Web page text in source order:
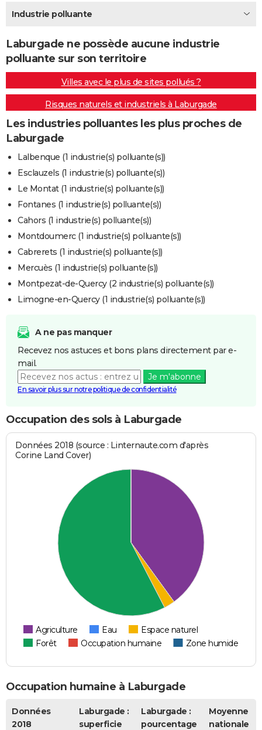
Destinations
City break
Voyage nature
Voyage de noces
Forum
Climat
+PHOTO
GUIDES D'ACHAT
BONS PLANS
CARTE DE VOEUX
Carte de Noël
Carte Bonne année
Carte Saint-Valentin
Carte Pâques
Carte d'anniversaire
DICTIONNAIRE
Dictionnaire
Biographies
Citations
Expressions
Proverbes
PROGRAMME TV
COPAINS D'AVANT
S'inscrire
Se connecter
Lycées
Collèges
Primaires
Universités
Entreprises
Service militaire
Avis de recherche
FORUM
Bricolage
Lifestyle
Culture
Sport
Auto
Television
Voyage
Cinema
Industrie polluante
Laburgade ne possède aucune industrie
polluante sur son territoire
Villes avec le plus de sites pollués ?
Risques naturels et industriels à Laburgade
Les industries polluantes les plus proches de
Laburgade
Lalbenque (1 industrie(s) polluante(s))
Esclauzels (1 industrie(s) polluante(s))
Le Montat (1 industrie(s) polluante(s))
Fontanes (1 industrie(s) polluante(s))
Cahors (1 industrie(s) polluante(s))
Montdoumerc (1 industrie(s) polluante(s))
Cabrerets (1 industrie(s) polluante(s))
Mercuès (1 industrie(s) polluante(s))
Montpezat-de-Quercy (2 industrie(s) polluante(s))
Limogne-en-Quercy (1 industrie(s) polluante(s))
A ne pas manquer
Recevez nos astuces et bons plans directement par e-
mail.
Je m'abonne
En savoir plus sur notre politique de confidentialité
Occupation des sols à Laburgade
Données 2018 (source : Linternaute.com d'après
Corine Land Cover)
Agriculture Eau
Espace naturel
Forêt
Occupation humaine Zone humide
Occupation humaine à Laburgade
Données
2018
Laburgade :
superficie
Laburgade :
pourcentage
Moyenne
nationale